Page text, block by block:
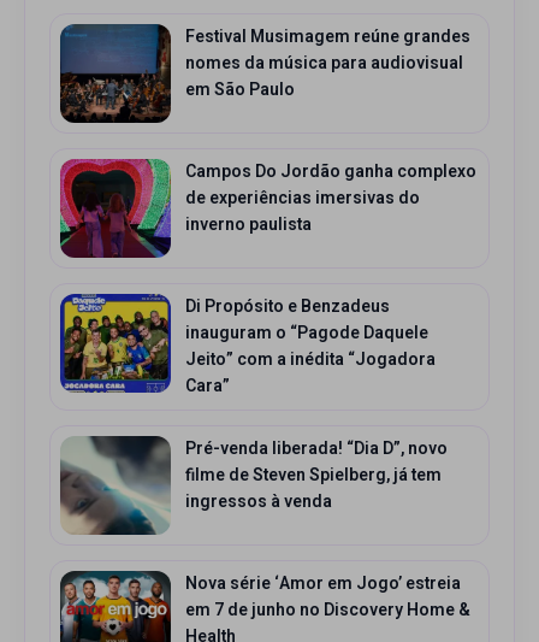
Festival Musimagem reúne grandes
nomes da música para audiovisual
em São Paulo
Campos Do Jordão ganha complexo
de experiências imersivas do
inverno paulista
Di Propósito e Benzadeus
inauguram o “Pagode Daquele
Jeito” com a inédita “Jogadora
Cara”
Pré-venda liberada! “Dia D”, novo
filme de Steven Spielberg, já tem
ingressos à venda
Nova série ‘Amor em Jogo’ estreia
em 7 de junho no Discovery Home &